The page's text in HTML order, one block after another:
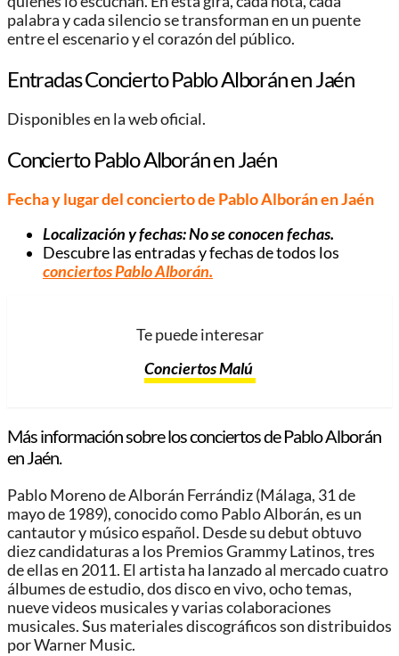
palabra y cada silencio se transforman en un puente
entre el escenario y el corazón del público.
Entradas Concierto Pablo Alborán en Jaén
Disponibles en la web oficial.
Concierto Pablo Alborán en Jaén
Fecha y lugar del concierto de Pablo Alborán en Jaén
Localización y fechas: No se conocen fechas.
Descubre las entradas y fechas de todos los
conciertos Pablo Alborán.
Te puede interesar
Conciertos Malú
Más información sobre los conciertos de Pablo Alborán
en Jaén.
Pablo Moreno de Alborán Ferrándiz​ (Málaga, 31 de
mayo de 1989), conocido como Pablo Alborán, es un
cantautor y músico español. Desde su debut obtuvo
diez candidaturas a los Premios Grammy Latinos, tres
de ellas en 2011.​ El artista ha lanzado al mercado cuatro
álbumes de estudio, dos disco en vivo, ocho temas,
nueve videos musicales y varias colaboraciones
musicales. Sus materiales discográficos son distribuidos
por Warner Music.